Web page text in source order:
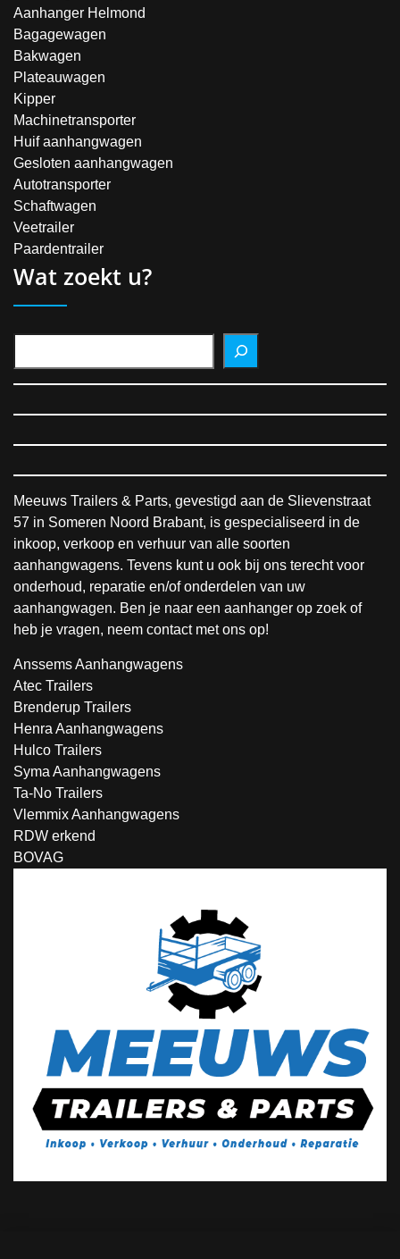
Aanhanger Helmond
Bagagewagen
Bakwagen
Plateauwagen
Kipper
Machinetransporter
Huif aanhangwagen
Gesloten aanhangwagen
Autotransporter
Schaftwagen
Veetrailer
Paardentrailer
Wat zoekt u?
Meeuws Trailers & Parts, gevestigd aan de Slievenstraat
57 in Someren Noord Brabant, is gespecialiseerd in de
inkoop, verkoop en verhuur van alle soorten
aanhangwagens. Tevens kunt u ook bij ons terecht voor
onderhoud, reparatie en/of onderdelen van uw
aanhangwagen. Ben je naar een aanhanger op zoek of
heb je vragen, neem contact met ons op!
Anssems Aanhangwagens
Atec Trailers
Brenderup Trailers
Henra Aanhangwagens
Hulco Trailers
Syma Aanhangwagens
Ta-No Trailers
Vlemmix Aanhangwagens
RDW erkend
BOVAG